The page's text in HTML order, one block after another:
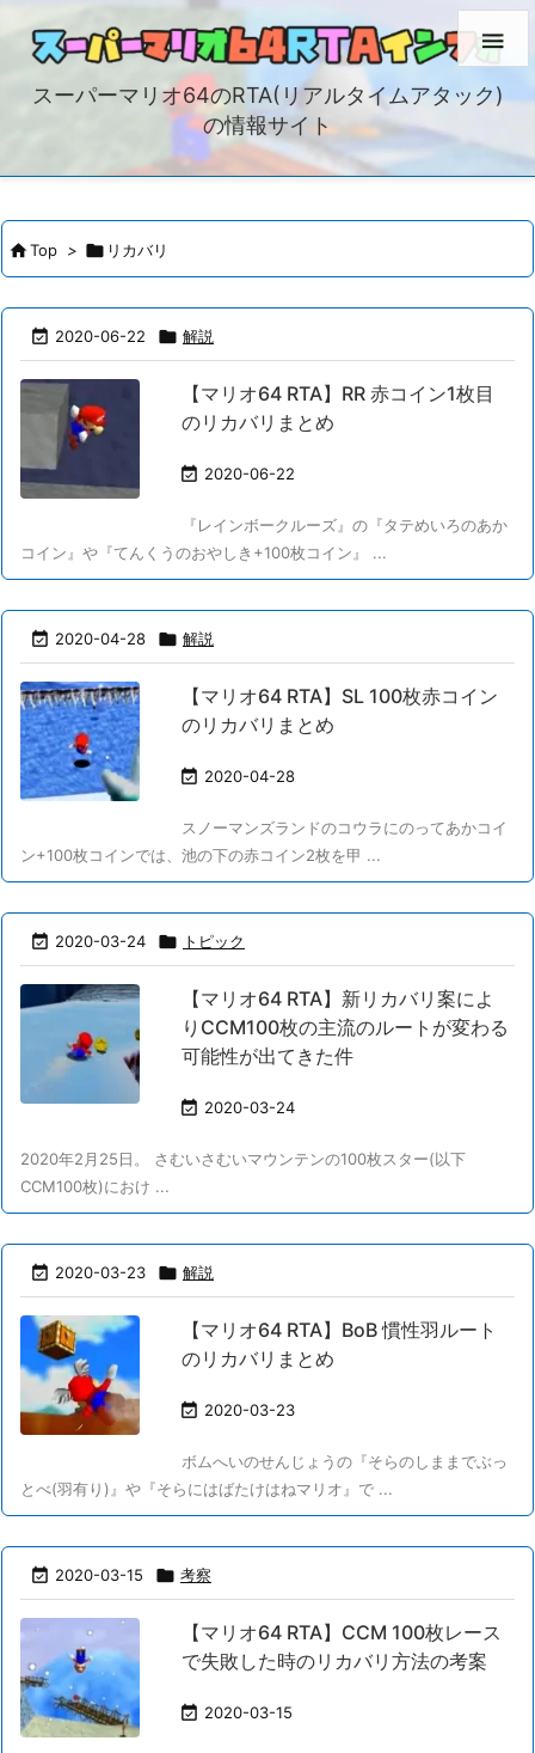
スーパーマリオ64のRTA(リアルタイムアタック)
の情報サイト

Top >  リカバリ
 2020-06-22  解説
【マリオ64 RTA】RR 赤コイン1枚目
のリカバリまとめ
 2020-06-22
『レインボークルーズ』の『タテめいろのあか
コイン』や『てんくうのおやしき+100枚コイン』 ...
 2020-04-28  解説
【マリオ64 RTA】SL 100枚赤コイン
のリカバリまとめ
 2020-04-28
スノーマンズランドのコウラにのってあかコイ
ン+100枚コインでは、池の下の赤コイン2枚を甲 ...
 2020-03-24  トピック
【マリオ64 RTA】新リカバリ案によ
りCCM100枚の主流のルートが変わる
可能性が出てきた件
 2020-03-24
2020年2月25日。 さむいさむいマウンテンの100枚スター(以下
CCM100枚)におけ ...
 2020-03-23  解説
【マリオ64 RTA】BoB 慣性羽ルート
のリカバリまとめ
 2020-03-23
ボムへいのせんじょうの『そらのしままでぶっ
とべ(羽有り)』や『そらにはばたけはねマリオ』で ...
 2020-03-15  考察
【マリオ64 RTA】CCM 100枚レース
で失敗した時のリカバリ方法の考案
 2020-03-15